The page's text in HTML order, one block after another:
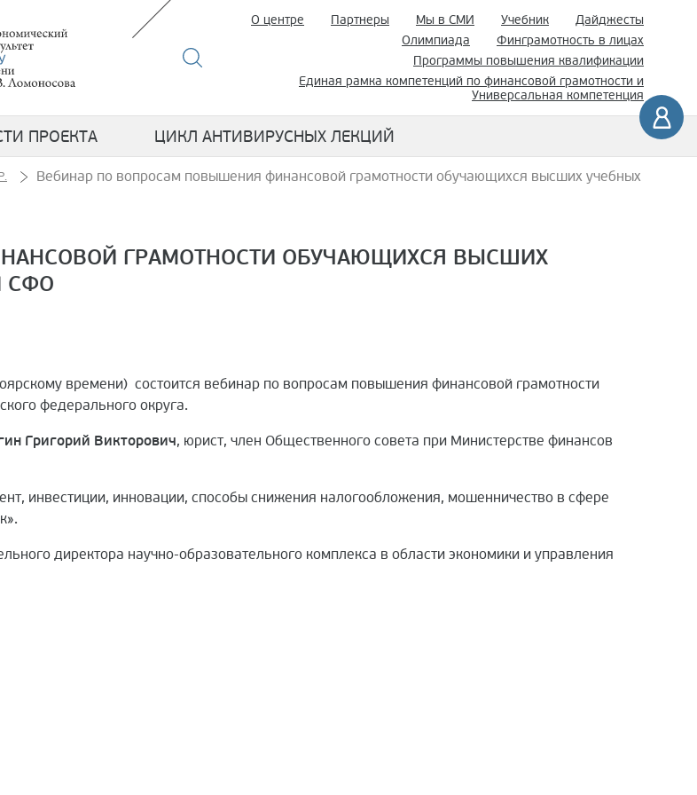
О центре Партнеры Мы в СМИ Учебник
Дайджесты
Олимпиада
Финграмотность в лицах
Программы повышения квалификации
Единая рамка компетенций по финансовой грамотности и
Универсальная компетенция
ПРОЕКТА ЦИКЛ АНТИВИРУСНЫХ ЛЕКЦИЙ
Вебинар по вопросам повышения финансовой грамотности обучающихся высших учебных
ГРАМОТНОСТИ ОБУЧАЮЩИХСЯ ВЫСШИХ
СФО
времени) состоится вебинар по вопросам повышения финансовой грамотности
федерального округа.
Григорий Викторович, юрист, член Общественного совета при Министерстве финансов
инвестиции, инновации, способы снижения налогообложения, мошенничество в сфере
директора научно-образовательного комплекса в области экономики и управления